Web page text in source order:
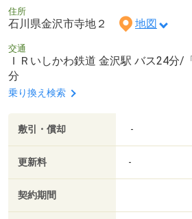
住所
石川県金沢市寺地２ 地図
交通
ＩＲいしかわ鉄道 金沢駅 バス24分/
分
乗り換え検索
敷引・償却 -
更新料 -
契約期間